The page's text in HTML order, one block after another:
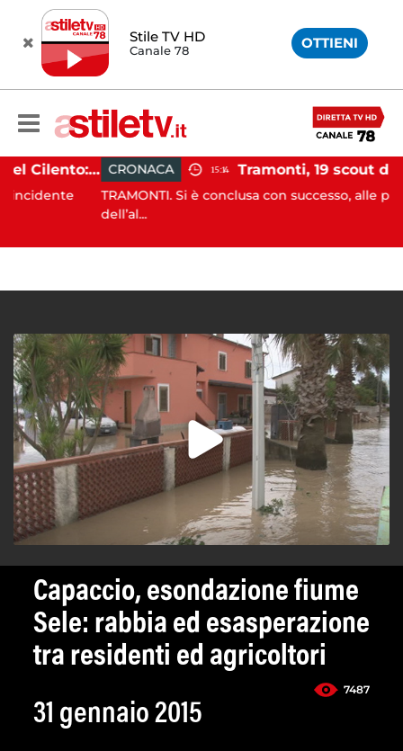
Stile TV HD
Canale 78 OTTIENI
Incidente agricolo nel Cilento: trattore si ribalta, muore 71enne CRONACA 15:14
TRAMONTI. Si è conclusa con successo, alle prime luci
dell’al...
Capaccio, esondazione fiume
Sele: rabbia ed esasperazione
tra residenti ed agricoltori
7487
31 gennaio 2015